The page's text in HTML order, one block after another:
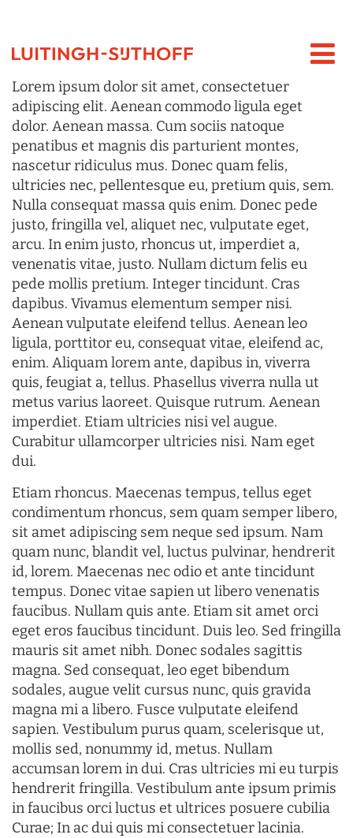
Lorem ipsum dolor sit amet, consectetuer
adipiscing elit. Aenean commodo ligula eget
dolor. Aenean massa. Cum sociis natoque
penatibus et magnis dis parturient montes,
nascetur ridiculus mus. Donec quam felis,
ultricies nec, pellentesque eu, pretium quis, sem.
Nulla consequat massa quis enim. Donec pede
justo, fringilla vel, aliquet nec, vulputate eget,
arcu. In enim justo, rhoncus ut, imperdiet a,
venenatis vitae, justo. Nullam dictum felis eu
pede mollis pretium. Integer tincidunt. Cras
dapibus. Vivamus elementum semper nisi.
Aenean vulputate eleifend tellus. Aenean leo
ligula, porttitor eu, consequat vitae, eleifend ac,
enim. Aliquam lorem ante, dapibus in, viverra
quis, feugiat a, tellus. Phasellus viverra nulla ut
metus varius laoreet. Quisque rutrum. Aenean
imperdiet. Etiam ultricies nisi vel augue.
Curabitur ullamcorper ultricies nisi. Nam eget
dui.
Etiam rhoncus. Maecenas tempus, tellus eget
condimentum rhoncus, sem quam semper libero,
sit amet adipiscing sem neque sed ipsum. Nam
quam nunc, blandit vel, luctus pulvinar, hendrerit
id, lorem. Maecenas nec odio et ante tincidunt
tempus. Donec vitae sapien ut libero venenatis
faucibus. Nullam quis ante. Etiam sit amet orci
eget eros faucibus tincidunt. Duis leo. Sed fringilla
mauris sit amet nibh. Donec sodales sagittis
magna. Sed consequat, leo eget bibendum
sodales, augue velit cursus nunc, quis gravida
magna mi a libero. Fusce vulputate eleifend
sapien. Vestibulum purus quam, scelerisque ut,
mollis sed, nonummy id, metus. Nullam
accumsan lorem in dui. Cras ultricies mi eu turpis
hendrerit fringilla. Vestibulum ante ipsum primis
in faucibus orci luctus et ultrices posuere cubilia
Curae; In ac dui quis mi consectetuer lacinia.